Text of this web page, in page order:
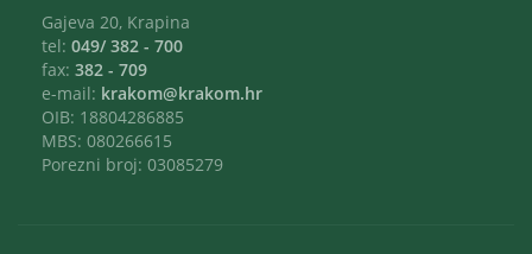
Gajeva 20, Krapina
tel: 049/ 382 - 700
fax: 382 - 709
e-mail: krakom@krakom.hr
OIB: 18804286885
MBS: 080266615
Porezni broj: 03085279